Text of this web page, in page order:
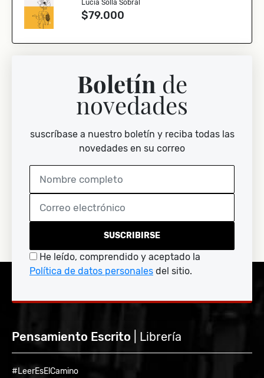
Lucía Solla Sobral
$79.000
Boletín de
novedades
suscríbase a nuestro boletín y reciba todas las
novedades en su correo
SUSCRIBIRSE
He leído, comprendido y aceptado la
Política de datos personales del sitio.
Pensamiento Escrito | Librería
#LeerEsElCamino